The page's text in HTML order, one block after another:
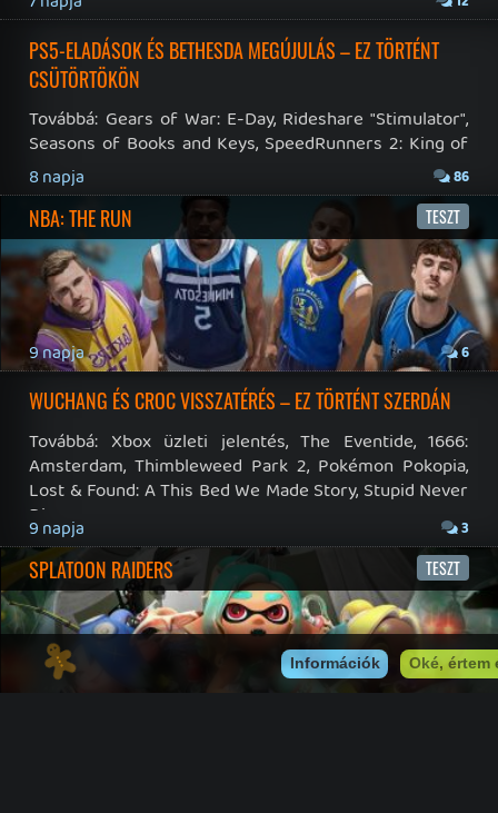
Felhasználási feltételek | Adatvédelmi elveink |
Sütik
Hírek | Cikkek | Podcastok | Blogok |
Gaming Fórum | Offtopic Fórum
RSS |
Instagram | Youtube | Facebook |
Twitter
| Patreon